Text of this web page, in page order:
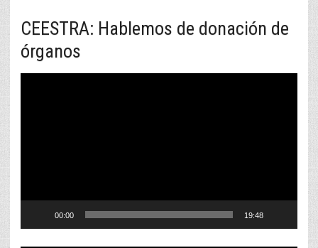
CEESTRA: Hablemos de donación de
órganos
00:00 19:48